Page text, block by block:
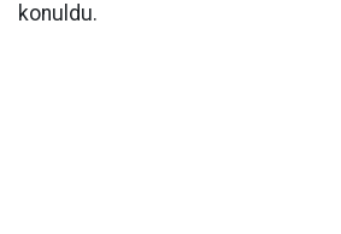
konuldu.